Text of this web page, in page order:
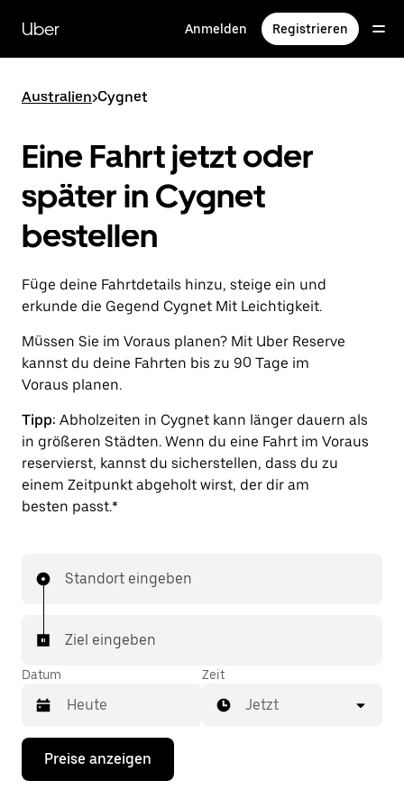
zum
Hauptinhalt
Uber Anmelden Registrieren
Australien>Cygnet
Eine Fahrt jetzt oder
später in Cygnet
bestellen
Füge deine Fahrtdetails hinzu, steige ein und
erkunde die Gegend Cygnet Mit Leichtigkeit.
Müssen Sie im Voraus planen? Mit Uber Reserve
kannst du deine Fahrten bis zu 90 Tage im
Voraus planen.
Tipp: Abholzeiten in Cygnet kann länger dauern als
in größeren Städten. Wenn du eine Fahrt im Voraus
reservierst, kannst du sicherstellen, dass du zu
einem Zeitpunkt abgeholt wirst, der dir am
besten passt.*
Standort eingeben
Ziel eingeben
Datum
Drücke
Nach-
Zeit
Jetzt
Preise anzeigen